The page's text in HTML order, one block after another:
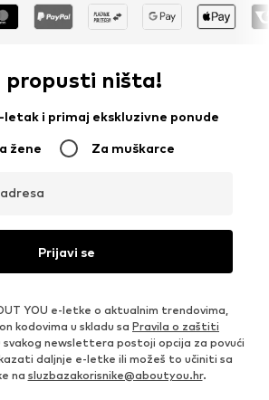
propusti ništa!
letak i primaj ekskluzivne ponude
žene Za muškarce
Prijavi se
YOU e-letke o aktualnim trendovima,
kodovima u skladu sa Pravila o zaštiti
svakog newslettera postoji opcija za povući
daljnje e-letke ili možeš to učiniti sa
na sluzbazakorisnike@aboutyou.hr.